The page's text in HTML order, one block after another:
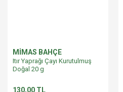
MİMAS BAHÇE
Itır Yaprağı Çayı Kurutulmuş
Doğal 20 g
130,00 TL